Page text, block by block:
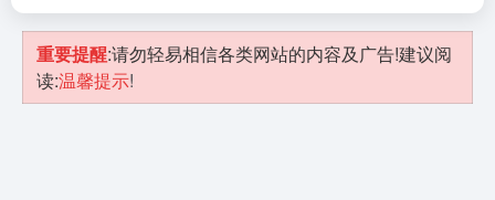
重要提醒:请勿轻易相信各类网站的内容及广告!建议阅
读:温馨提示!